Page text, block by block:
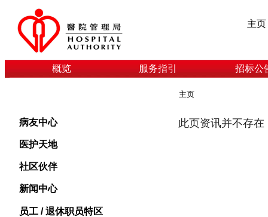
主页
概览 服务指引 招标公
病友中心
医护天地
社区伙伴
新闻中心
员工 / 退休职员特区
主页